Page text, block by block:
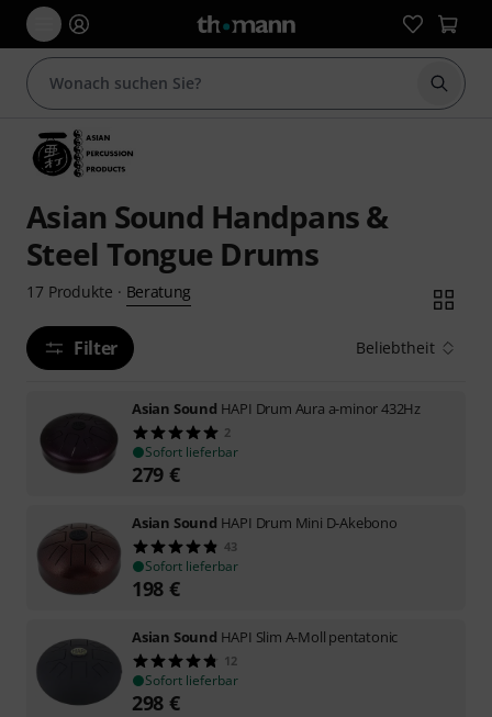
Suche
Asian Sound Handpans &
Steel Tongue Drums
17 Produkte · Beratung
Filter Beliebtheit
Asian Sound HAPI Drum Aura a-minor 432Hz
2
Sofort lieferbar
279 €
Asian Sound HAPI Drum Mini D-Akebono
43
Sofort lieferbar
198 €
Asian Sound HAPI Slim A-Moll pentatonic
12
Sofort lieferbar
298 €